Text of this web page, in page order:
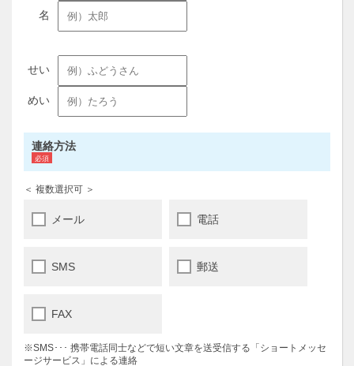
連絡方法
＜ 複数選択可 ＞
メール 電話
SMS 郵送
FAX
※SMS･･･ 携帯電話同士などで短い文章を送受信する「ショートメッセ
ージサービス」による連絡